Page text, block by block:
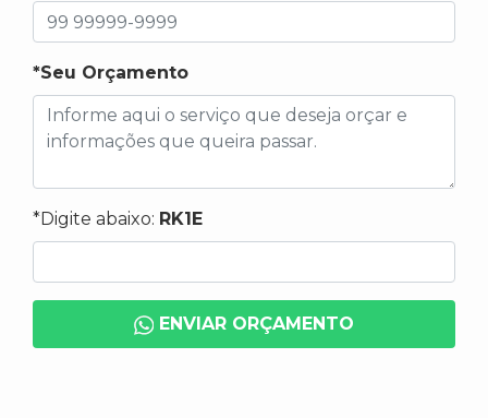
*Seu Orçamento
*Digite abaixo: RK1E
ENVIAR ORÇAMENTO